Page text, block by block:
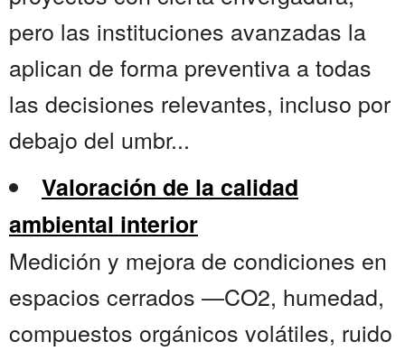
pero las instituciones avanzadas la
aplican de forma preventiva a todas
las decisiones relevantes, incluso por
debajo del umbr...
Valoración de la calidad
ambiental interior
Medición y mejora de condiciones en
espacios cerrados —CO2, humedad,
compuestos orgánicos volátiles, ruido